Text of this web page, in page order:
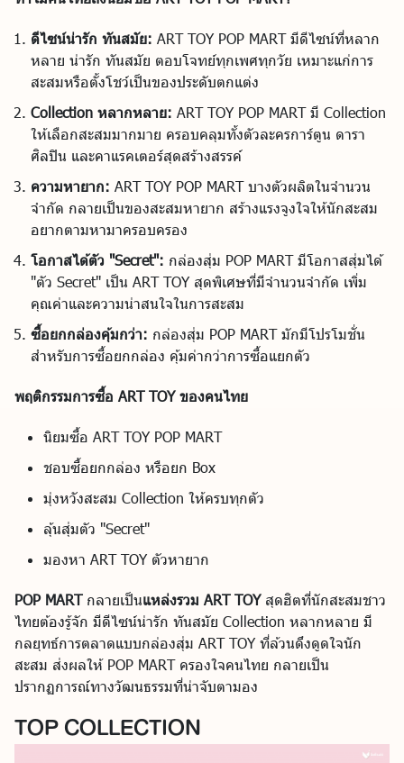
ดีไซน์น่ารัก ทันสมัย: ART TOY POP MART มีดีไซน์ที่หลาก
หลาย น่ารัก ทันสมัย ตอบโจทย์ทุกเพศทุกวัย เหมาะแก่การ
สะสมหรือตั้งโชว์เป็นของประดับตกแต่ง
Collection หลากหลาย: ART TOY POP MART มี Collection
ให้เลือกสะสมมากมาย ครอบคลุมทั้งตัวละครการ์ตูน ดารา
ศิลปิน และคาแรคเตอร์สุดสร้างสรรค์
ความหายาก: ART TOY POP MART บางตัวผลิตในจำนวน
จำกัด กลายเป็นของสะสมหายาก สร้างแรงจูงใจให้นักสะสม
อยากตามหามาครอบครอง
โอกาสได้ตัว "Secret": กล่องสุ่ม POP MART มีโอกาสสุ่มได้
"ตัว Secret" เป็น ART TOY สุดพิเศษที่มีจำนวนจำกัด เพิ่ม
คุณค่าและความน่าสนใจในการสะสม
ซื้อยกกล่องคุ้มกว่า: กล่องสุ่ม POP MART มักมีโปรโมชั่น
สำหรับการซื้อยกกล่อง คุ้มค่ากว่าการซื้อแยกตัว
พฤติกรรมการซื้อ ART TOY ของคนไทย
นิยมซื้อ ART TOY POP MART
ชอบซื้อยกกล่อง หรือยก Box
มุ่งหวังสะสม Collection ให้ครบทุกตัว
ลุ้นสุ่มตัว "Secret"
มองหา ART TOY ตัวหายาก
POP MARTกลายเป็นแหล่งรวม ART TOYสุดฮิตที่นักสะสมชาว
ไทยต้องรู้จัก มีดีไซน์น่ารัก ทันสมัย Collection หลากหลาย มี
กลยุทธ์การตลาดแบบกล่องสุ่ม ART TOY ที่ล้วนดึงดูดใจนัก
สะสม ส่งผลให้ POP MART ครองใจคนไทย กลายเป็น
ปรากฏการณ์ทางวัฒนธรรมที่น่าจับตามอง
TOP COLLECTION